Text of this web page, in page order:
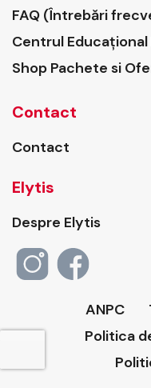
FAQ (Întrebări
Centrul Educațional
Shop Pachete si
Contact
Contact
Elytis
Despre Elytis
ANPC
Politica